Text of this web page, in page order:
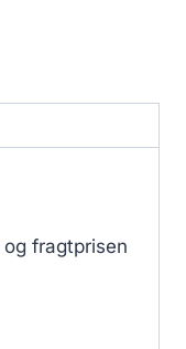
og fragtprisen